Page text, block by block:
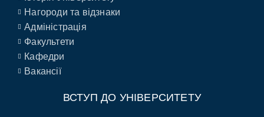
Нагороди та відзнаки
Адміністрація
Факультети
Кафедри
Вакансії
ВСТУП ДО УНІВЕРСИТЕТУ